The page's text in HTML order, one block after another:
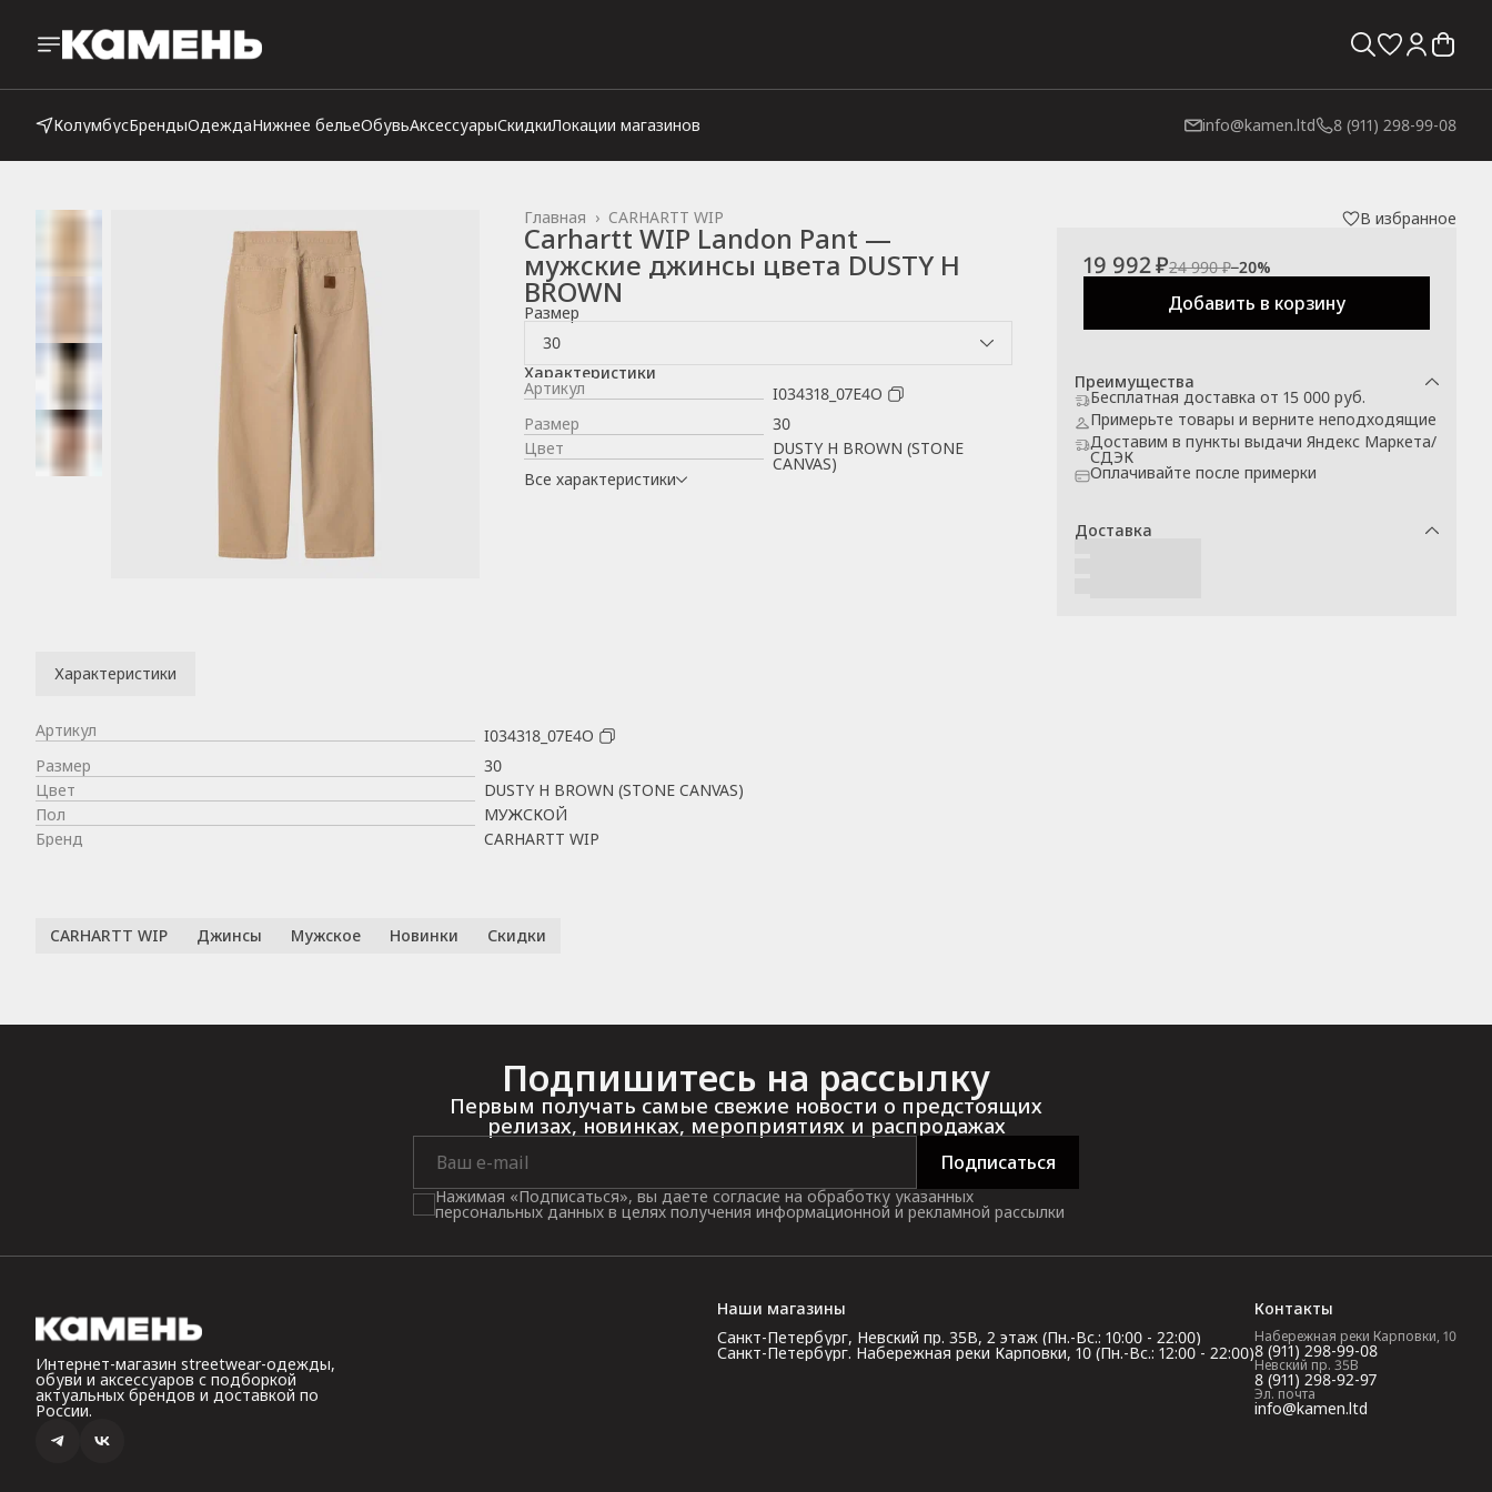
КолумбусБрендыОдеждаНижнее бельеОбувьАксессуарыСкидкиЛокации магазинов info@kamen.ltd 8 (911) 298-99-08
CARHARTT WIP
Главная ›
Carhartt WIP Landon Pant —
мужские джинсы цвета DUSTY H
BROWN
Размер
30
Характеристики
Артикул
I034318_07E4O
Размер
30
Цвет
DUSTY H BROWN (STONE
CANVAS)
Все характеристики
В избранное
19 992 ₽24 990 ₽−20%
Добавить в корзину
Преимущества
Бесплатная доставка от 15 000 руб.
Примерьте товары и верните неподходящие
Доставим в пункты выдачи Яндекс Маркета/
СДЭК
Оплачивайте после примерки
Доставка
Характеристики
Артикул
I034318_07E4O
Размер
30
Цвет
DUSTY H BROWN (STONE CANVAS)
Пол
МУЖСКОЙ
Бренд
CARHARTT WIP
CARHARTT WIP Джинсы Мужское Новинки Скидки
Подпишитесь на рассылку
Первым получать самые свежие новости о предстоящих
релизах, новинках, мероприятиях и распродажах
Подписаться
Нажимая «Подписаться», вы даете согласие на обработку указанных
персональных данных в целях получения информационной и рекламной рассылки
Интернет-магазин streetwear-одежды,
обуви и аксессуаров с подборкой
актуальных брендов и доставкой по
России.
Наши магазины
Санкт-Петербург, Невский пр. 35В, 2 этаж (Пн.-Вс.: 10:00 - 22:00)
Санкт-Петербург. Набережная реки Карповки, 10 (Пн.-Вс.: 12:00 - 22:00)
Контакты
Набережная реки Карповки, 10
8 (911) 298-99-08
Невский пр. 35В
8 (911) 298-92-97
Эл. почта
info@kamen.ltd